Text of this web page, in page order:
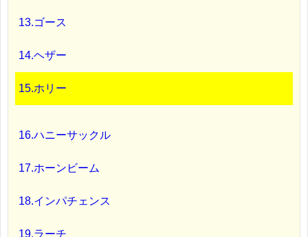
13.ゴース
14.ヘザー
15.ホリー
16.ハニーサックル
17.ホーンビーム
18.インパチェンス
19.ラーチ